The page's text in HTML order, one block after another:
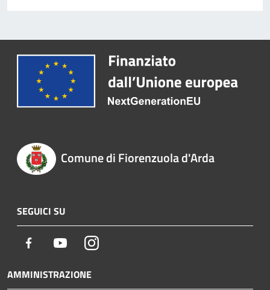
Comune di Fiorenzuola d'Arda
SEGUICI SU
Facebook YoutubeInstagram
AMMINISTRAZIONE